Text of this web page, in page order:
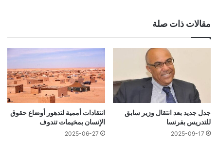
مقالات ذات صلة
جدل جديد بعد انتقال وزير سابق
للتدريس بفرنسا
2025-09-17
انتقادات أممية لتدهور أوضاع حقوق
الإنسان بمخيمات تندوف
2025-06-27